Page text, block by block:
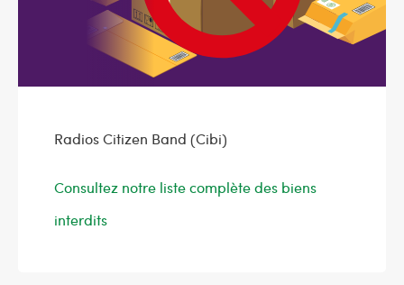
Radios Citizen Band (Cibi)
Consultez notre liste complète des biens
interdits